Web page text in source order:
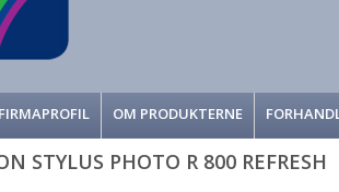
FIRMAPROFIL OM PRODUKTERNE
STYLUS PHOTO R 800 REFRESH